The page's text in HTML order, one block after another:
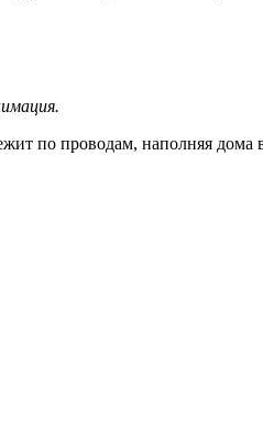
по проводам, наполняя дома